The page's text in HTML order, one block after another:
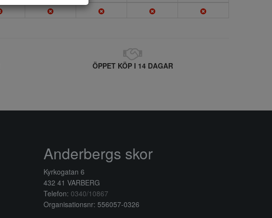
ÖPPET KÖP I 14 DAGAR
Anderbergs skor
Kyrkogatan 6
432 41 VARBERG
Telefon: 0340/10867
Organisationsnr: 556057-0326